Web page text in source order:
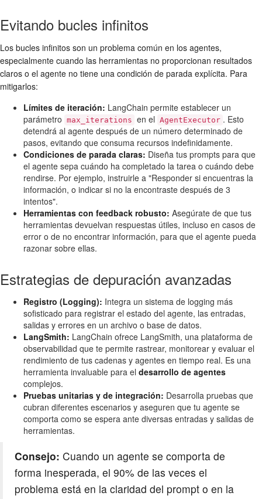
Evitando bucles infinitos
Los bucles infinitos son un problema común en los agentes,
especialmente cuando las herramientas no proporcionan resultados
claros o el agente no tiene una condición de parada explícita. Para
mitigarlos:
Límites de iteración: LangChain permite establecer un
parámetro max_iterations en el AgentExecutor . Esto
detendrá al agente después de un número determinado de
pasos, evitando que consuma recursos indefinidamente.
Condiciones de parada claras: Diseña tus prompts para que
el agente sepa cuándo ha completado la tarea o cuándo debe
rendirse. Por ejemplo, instruirle a "Responder si encuentras la
información, o indicar si no la encontraste después de 3
intentos".
Herramientas con feedback robusto: Asegúrate de que tus
herramientas devuelvan respuestas útiles, incluso en casos de
error o de no encontrar información, para que el agente pueda
razonar sobre ellas.
Estrategias de depuración avanzadas
Registro (Logging): Integra un sistema de logging más
sofisticado para registrar el estado del agente, las entradas,
salidas y errores en un archivo o base de datos.
LangSmith: LangChain ofrece LangSmith, una plataforma de
observabilidad que te permite rastrear, monitorear y evaluar el
rendimiento de tus cadenas y agentes en tiempo real. Es una
herramienta invaluable para el desarrollo de agentes
complejos.
Pruebas unitarias y de integración: Desarrolla pruebas que
cubran diferentes escenarios y aseguren que tu agente se
comporta como se espera ante diversas entradas y salidas de
herramientas.
Consejo: Cuando un agente se comporta de
forma inesperada, el 90% de las veces el
problema está en la claridad del prompt o en la